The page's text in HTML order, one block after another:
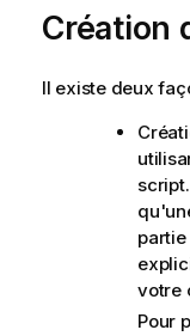
m
a
i
o
n
s
Création
Il existe deux
votre
Pour